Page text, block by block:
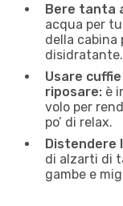
Bere tanta
acqua per
della cabina
disidratante.
Usare
riposare: è
volo per
po’ di relax.
Distendere
di alzarti di
gambe e